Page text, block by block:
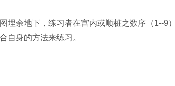
余地下，练习者在宫内或顺桩之数序（1--9
自身的方法来练习。